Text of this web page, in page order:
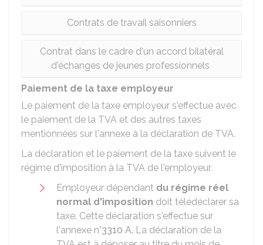
Contrats de travail saisonniers
Contrat dans le cadre d'un accord bilatéral
d'échanges de jeunes professionnels
Paiement de la taxe employeur
Le paiement de la taxe employeur s'effectue avec
le paiement de la TVA et des autres taxes
mentionnées sur l'annexe à la déclaration de TVA.
La déclaration et le paiement de la taxe suivent le
régime d'imposition à la TVA de l'employeur.
Employeur dépendant du régime réel
normal d'imposition doit télédéclarer sa
taxe. Cette déclaration s'effectue sur
l'annexe n°3310 A. La déclaration de la